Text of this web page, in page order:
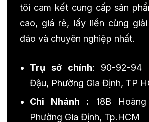
tôi cam kết cung cấp sản
cao, giá rẻ, lấy liền cùng
đáo và chuyên nghiệp nhất.
Trụ sở chính: 90-92-94
Đậu, Phường Gia Định, TP
Chi Nhánh : 18B
Phường Gia Định, Tp.HCM